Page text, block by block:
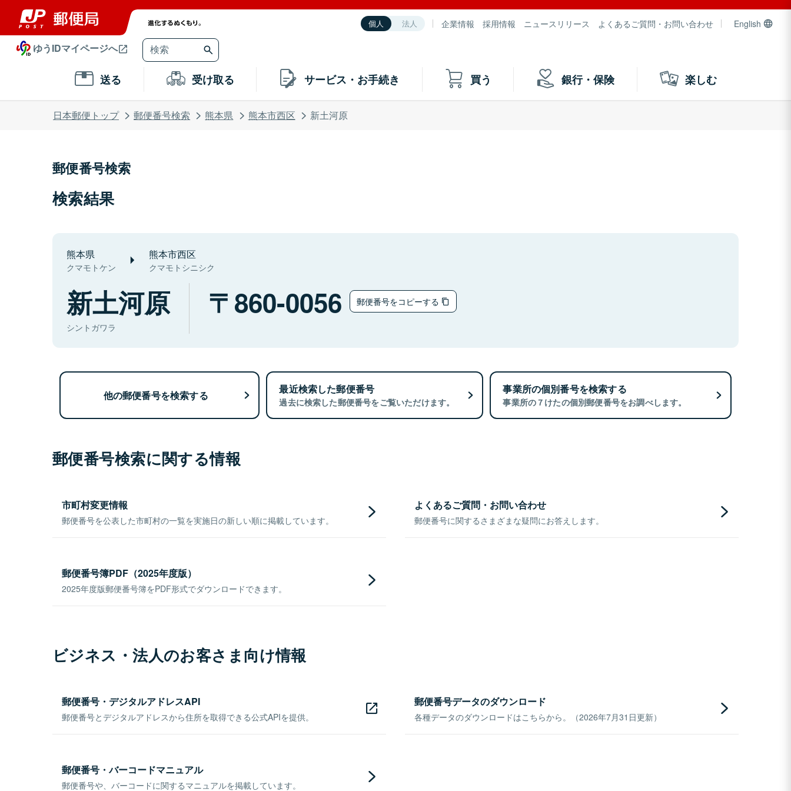
個人 法人 企業情報 採用情報 ニュースリリース よくあるご質問・お問い合わせ English
ゆうIDマイページへ
送る 受け取る サービス・お手続き 買う 銀行・保険 楽しむ
日本郵便トップ 郵便番号検索 熊本県 熊本市西区 新土河原
郵便番号検索
検索結果
熊本県
クマモトケン
熊本市西区
クマモトシニシク
新土河原
シントガワラ
860-0056 郵便番号をコピーする
他の郵便番号を検索する 最近検索した郵便番号
過去に検索した郵便番号をご覧いただけます。
事業所の個別番号を検索する
事業所の７けたの個別郵便番号をお調べします。
郵便番号検索に関する情報
市町村変更情報
郵便番号を公表した市町村の一覧を実施日の新しい順に掲載しています。
よくあるご質問・お問い合わせ
郵便番号に関するさまざまな疑問にお答えします。
郵便番号簿PDF（2025年度版）
2025年度版郵便番号簿をPDF形式でダウンロードできます。
ビジネス・法人のお客さま向け情報
郵便番号・デジタルアドレスAPI
郵便番号とデジタルアドレスから住所を取得できる公式APIを提供。
郵便番号データのダウンロード
各種データのダウンロードはこちらから。（2026年7月31日更新）
郵便番号・バーコードマニュアル
郵便番号や、バーコードに関するマニュアルを掲載しています。